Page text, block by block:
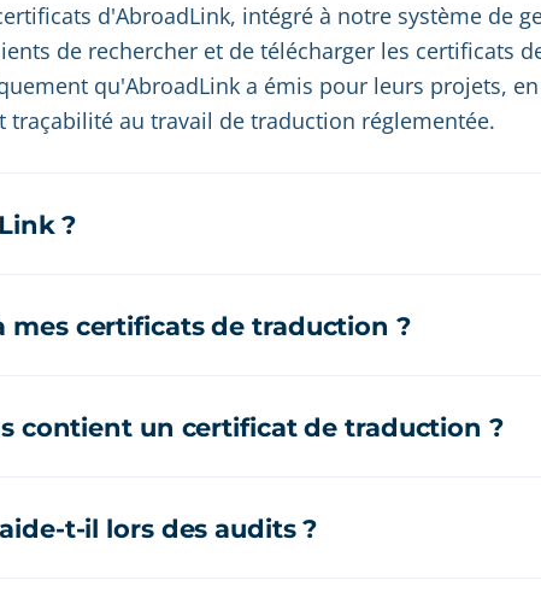
d'AbroadLink, intégré à notre système de
de rechercher et de télécharger les certificats
qu'AbroadLink a émis pour leurs projets, en
traçabilité au travail de traduction réglementée.
?
mes certificats de traduction ?
contient un certificat de traduction ?
t-il lors des audits ?